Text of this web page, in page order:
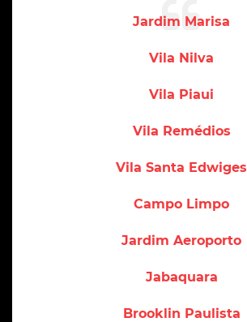
Jardim Marisa
Vila Nilva
Vila Piaui
Vila Remédios
Vila Santa Edwiges
Campo Limpo
Jardim Aeroporto
Jabaquara
Brooklin Paulista